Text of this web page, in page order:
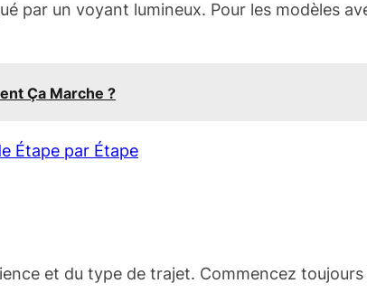
par un voyant lumineux. Pour les modèles
Ça Marche ?
Étape par Étape
et du type de trajet. Commencez